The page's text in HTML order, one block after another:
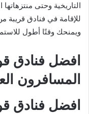
التاريخية وحتى
للإقامة في فنادق
ويمنحك وقتًا أطول
افضل فنادق
المسافرون
افضل فنادق